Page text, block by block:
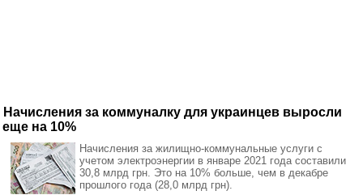
Начисления за коммуналку для украинцев выросли
еще на 10%
Начисления за жилищно-коммунальные услуги с
учетом электроэнергии в январе 2021 года составили
30,8 млрд грн. Это на 10% больше, чем в декабре
прошлого года (28,0 млрд грн).